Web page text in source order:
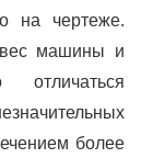
на чертеже.
машины и
более